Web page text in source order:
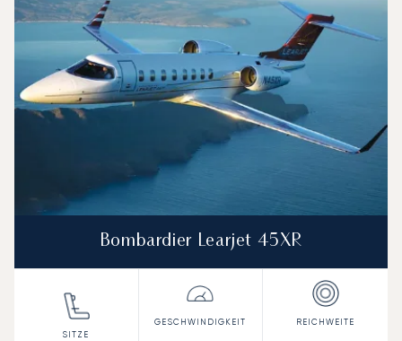
Reichweite (NM)
Bombardier Learjet 45XR